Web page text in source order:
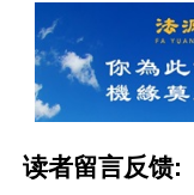
读者留言反馈: